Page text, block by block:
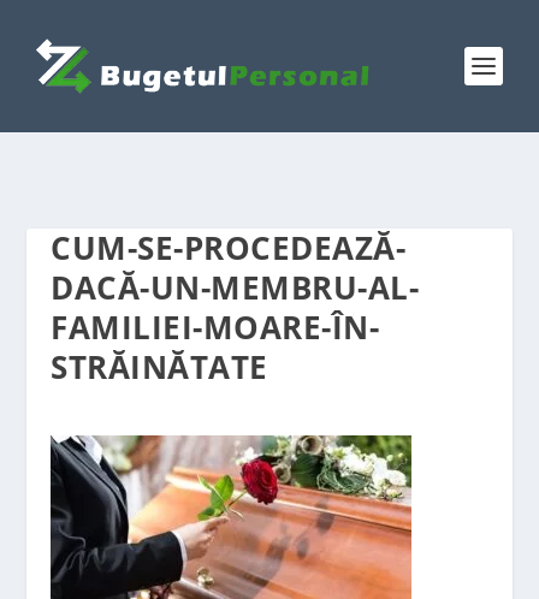
CUM-SE-PROCEDEAZĂ-
DACĂ-UN-MEMBRU-AL-
FAMILIEI-MOARE-ÎN-
STRĂINĂTATE